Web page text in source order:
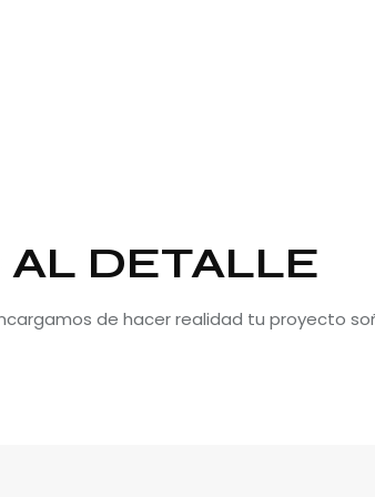
AL DETALLE
de hacer realidad tu proyecto